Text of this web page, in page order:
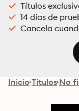
Títulos
14 días de
Cancela
Inicio Títulos No